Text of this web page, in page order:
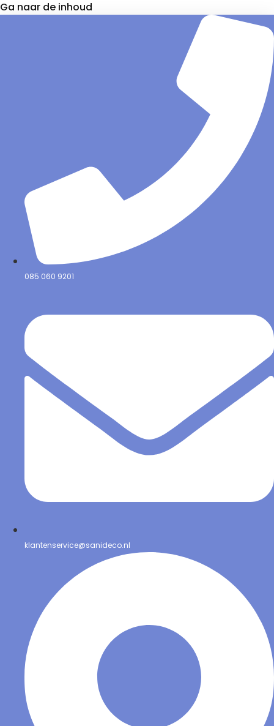
Ga naar de inhoud
085 060 9201
klantenservice@sanideco.nl